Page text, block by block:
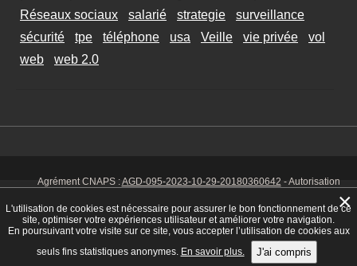
Réseaux sociaux
salarié strategie
surveillance
sécurité
tpe téléphone usa Veille vie privée
vol
web
web 2.0
Agrément CNAPS :AGD-095-2023-10-29-20180360642 - Autorisation
925 00038 - Code NAF 8030 Z -Mentions Légales-CookiesTél. : 06 14
01 75 32
L'utilisation de cookies est nécessaire pour assurer le bon fonctionnement de ce
site, optimiser votre expériences utilisateur et améliorer votre navigation.
En poursuivant votre visite sur ce site, vous accepter l’utilisation de cookies aux
seuls fins statistiques anonymes. En savoir plus. J'ai compris
×